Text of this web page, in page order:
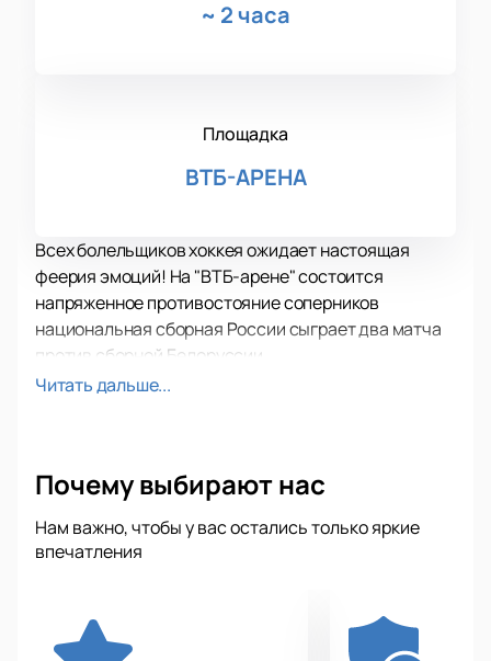
~ 2 часа
Площадка
ВТБ-АРЕНА
Всех болельщиков хоккея ожидает настоящая
феерия эмоций! На "ВТБ-арене" состоится
напряженное противостояние соперников
национальная сборная России сыграет два матча
против сборной Белоруссии.
Буквально на ваших глазах спортсмены сойдут в
победе, мастерство и профессионализм.
себя непосредственным участником всего
происходящего на арене, ведь ваши эмоции и
Почувствуйте настоящий драйв, адреналин,
словом все самые спортивные эмоции, которые
Читать дальше...
Почему выбирают нас
Нам важно, чтобы у вас остались только яркие
впечатления